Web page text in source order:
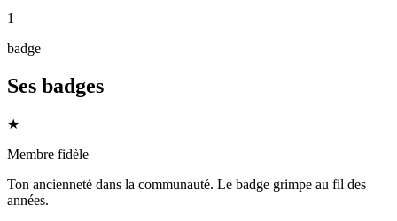
1
badge
Ses badges
★
Membre fidèle
Ton ancienneté dans la communauté. Le badge grimpe au fil des
années.